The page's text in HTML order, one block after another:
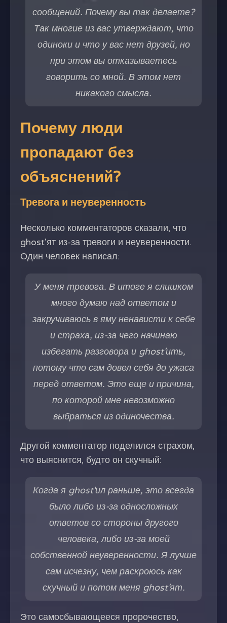
сообщений. Почему вы так делаете?
Так многие из вас утверждают, что
одиноки и что у вас нет друзей, но
при этом вы отказываетесь
говорить со мной. В этом нет
никакого смысла.
Почему люди
пропадают без
объяснений?
Тревога и неуверенность
Несколько комментаторов сказали, что
ghost'ят из-за тревоги и неуверенности.
Один человек написал:
У меня тревога. В итоге я слишком
много думаю над ответом и
закручиваюсь в яму ненависти к себе
и страха, из-за чего начинаю
избегать разговора и ghost'ить,
потому что сам довел себя до ужаса
перед ответом. Это еще и причина,
по которой мне невозможно
выбраться из одиночества.
Другой комментатор поделился страхом,
что выяснится, будто он скучный:
Когда я ghost'ил раньше, это всегда
было либо из-за односложных
ответов со стороны другого
человека, либо из-за моей
собственной неуверенности. Я лучше
сам исчезну, чем раскроюсь как
скучный и потом меня ghost'ят.
Это самосбывающееся пророчество,